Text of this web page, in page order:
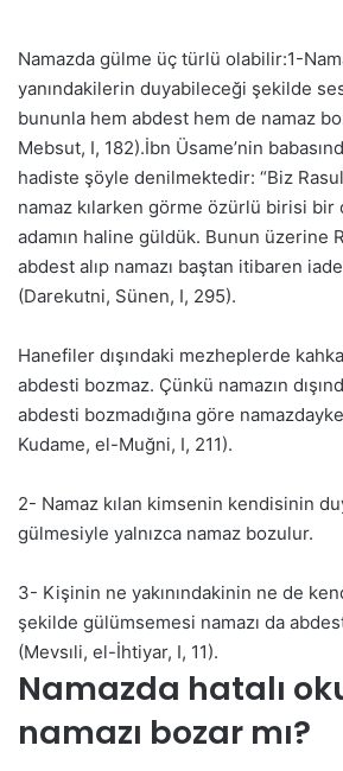
Namazda gülme üç türlü olabilir:1-
yanındakilerin duyabileceği şekilde
bununla hem abdest hem de namaz
Mebsut, I, 182).İbn Üsame’nin
hadiste şöyle denilmektedir: “Biz
namaz kılarken görme özürlü birisi bir
adamın haline güldük. Bunun üzerine
abdest alıp namazı baştan itibaren
(Darekutni, Sünen, I, 295).
Hanefiler dışındaki mezheplerde
abdesti bozmaz. Çünkü namazın
abdesti bozmadığına göre
Kudame, el-Muğni, I, 211).
2- Namaz kılan kimsenin kendisinin
gülmesiyle yalnızca namaz bozulur.
3- Kişinin ne yakınındakinin ne de
şekilde gülümsemesi namazı da
(Mevsıli, el-İhtiyar, I, 11).
Namazda hatalı
namazı bozar mı?